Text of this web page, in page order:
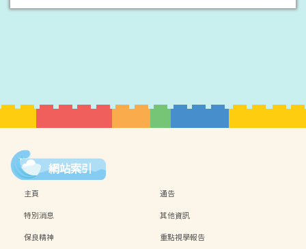
網站索引
主頁
通告
特別消息
其他資訊
保良精神
重點視學報告